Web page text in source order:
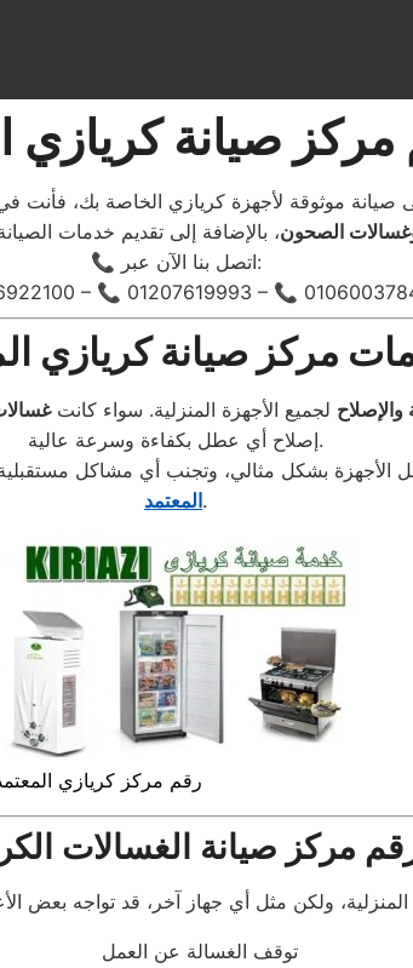
صيانة كريازي
موثوقة لأجهزة كريازي الخاصة بك، فأنت
وغسالات الصحون
📞 اتصل بنا الآن عبر:
– 📞 01207619993 – 📞
مركز صيانة كريازي
والإصلاح لجميع الأجهزة المنزلية. سواء كانت
إصلاح أي عطل بكفاءة وسرعة عالية.
بشكل مثالي، وتجنب أي مشاكل
المعتمد.
رقم مركز كريازي
مركز صيانة الغسالات
توقف الغسالة عن العمل